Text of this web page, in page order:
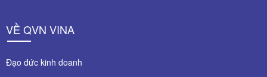
VỀ QVN VINA
Đạo đức kinh doanh